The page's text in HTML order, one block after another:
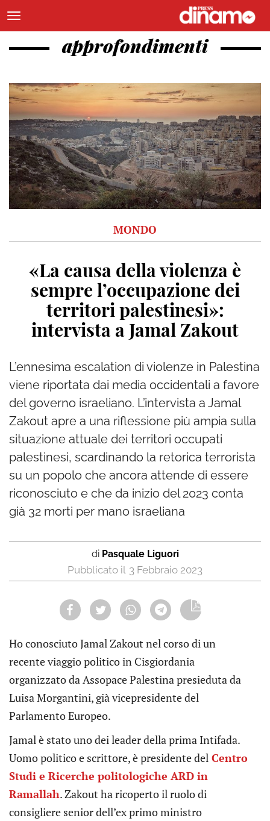
approfondimenti
MONDO
«La causa della violenza è
sempre l’occupazione dei
territori palestinesi»:
intervista a Jamal Zakout
L’ennesima escalation di violenze in Palestina
viene riportata dai media occidentali a favore
del governo israeliano. L’intervista a Jamal
Zakout apre a una riflessione più ampia sulla
situazione attuale dei territori occupati
palestinesi, scardinando la retorica terrorista
su un popolo che ancora attende di essere
riconosciuto e che da inizio del 2023 conta
già 32 morti per mano israeliana
di Pasquale Liguori
3 Febbraio 2023
Ho conosciuto Jamal Zakout nel corso di un
recente viaggio politico in Cisgiordania
organizzato da Assopace Palestina presieduta da
Luisa Morgantini, già vicepresidente del
Parlamento Europeo.
Jamal è stato uno dei leader della prima Intifada.
Uomo politico e scrittore, è presidente del Centro
Studi e Ricerche politologiche ARD in
Ramallah. Zakout ha ricoperto il ruolo di
consigliere senior dell’ex primo ministro